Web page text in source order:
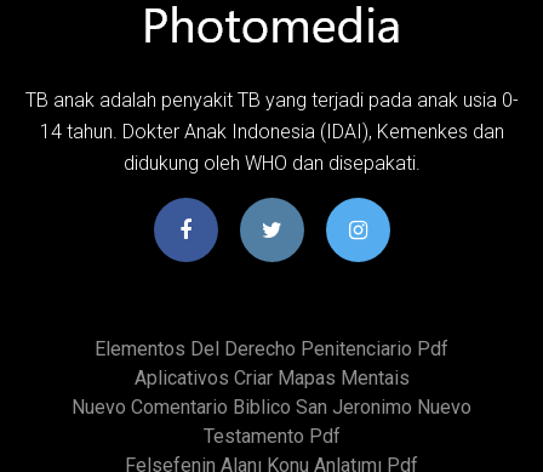
TB anak adalah penyakit TB yang terjadi pada anak usia 0-
14 tahun. Dokter Anak Indonesia (IDAI), Kemenkes dan
didukung oleh WHO dan disepakati.
Elementos Del Derecho Penitenciario Pdf
Aplicativos Criar Mapas Mentais
Nuevo Comentario Biblico San Jeronimo Nuevo
Testamento Pdf
Felsefenin Alanı Konu Anlatımı Pdf